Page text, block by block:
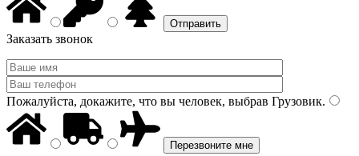
Заказать звонок
Пожалуйста, докажите, что вы человек, выбрав Грузовик.